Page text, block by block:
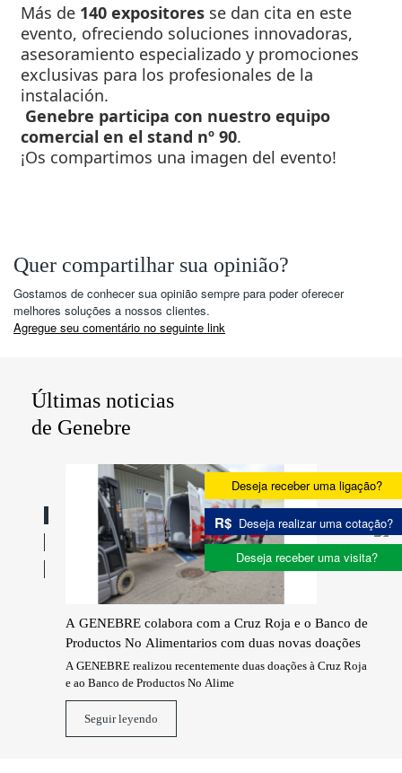
Más de 140 expositores se dan cita en este
evento, ofreciendo soluciones innovadoras,
asesoramiento especializado y promociones
exclusivas para los profesionales de la
instalación.
Genebre participa con nuestro equipo
comercial en el stand nº 90.
¡Os compartimos una imagen del evento!
Quer compartilhar sua opinião?
Gostamos de conhecer sua opinião sempre para poder oferecer
melhores soluções a nossos clientes.
Agregue seu comentário no seguinte link
Últimas noticias
de Genebre
A GENEBRE colabora com a Cruz Roja e o Banco de
Productos No Alimentarios com duas novas doações
A GENEBRE realizou recentemente duas doações à Cruz Roja
e ao Banco de Productos No Alime
Seguir leyendo
Deseja receber uma ligação?
R$ Deseja realizar uma cotação?
Deseja receber uma visita?